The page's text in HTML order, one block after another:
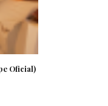
Oficial)